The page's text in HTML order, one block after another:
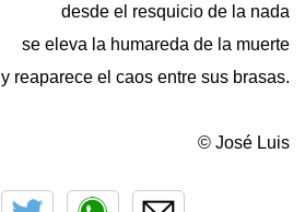
desde el resquicio de la nada
se eleva la humareda de la muerte
y reaparece el caos entre sus brasas.
© José Luis